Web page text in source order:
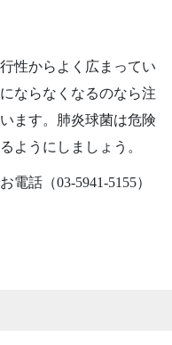
性からよく広まってい
ならなくなるのなら注
ます。肺炎球菌は危険
ようにしましょう。
電話（03-5941-5155）